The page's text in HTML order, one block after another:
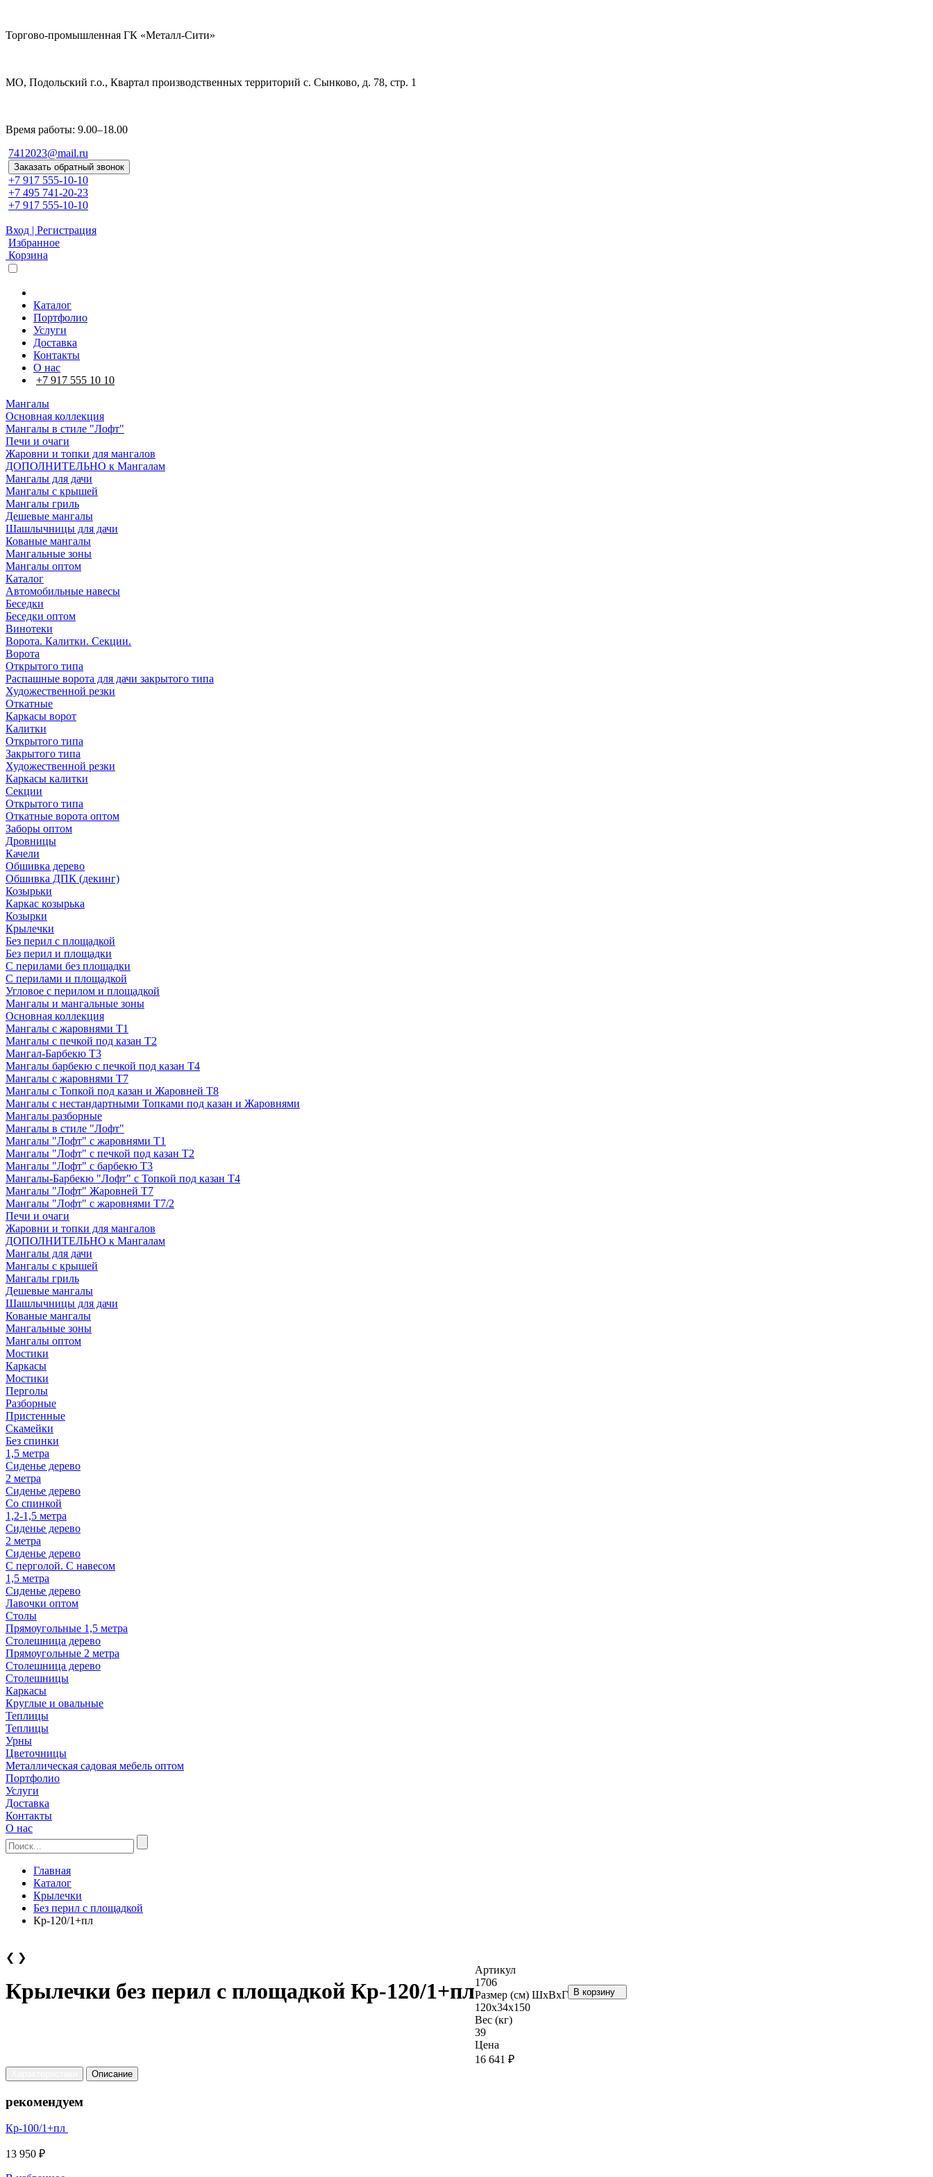
Торгово-промышленная ГК «Металл-Сити»
МО, Подольский г.о., Квартал производственных территорий с. Сынково, д. 78, стр. 1
Время работы: 9.00–18.00
7412023@mail.ru
Заказать обратный звонок
+7 917 555-10-10
+7 495 741-20-23
+7 917 555-10-10
Вход | Регистрация
Избранное
Корзина
Каталог
Портфолио
Услуги
Доставка
Контакты
О нас
+7 917 555 10 10
Мангалы
Основная коллекция
Мангалы в стиле "Лофт"
Печи и очаги
Жаровни и топки для мангалов
ДОПОЛНИТЕЛЬНО к Мангалам
Мангалы для дачи
Мангалы с крышей
Мангалы гриль
Дешевые мангалы
Шашлычницы для дачи
Кованые мангалы
Мангальные зоны
Мангалы оптом
Каталог
Автомобильные навесы
Беседки
Беседки оптом
Винотеки
Ворота. Калитки. Секции.
Ворота
Открытого типа
Распашные ворота для дачи закрытого типа
Художественной резки
Откатные
Каркасы ворот
Калитки
Открытого типа
Закрытого типа
Художественной резки
Каркасы калитки
Секции
Открытого типа
Откатные ворота оптом
Заборы оптом
Дровницы
Качели
Обшивка дерево
Обшивка ДПК (декинг)
Козырьки
Каркас козырька
Козырки
Крылечки
Без перил с площадкой
Без перил и площадки
С перилами без площадки
С перилами и площадкой
Угловое с перилом и площадкой
Мангалы и мангальные зоны
Основная коллекция
Мангалы с жаровнями Т1
Мангалы с печкой под казан Т2
Мангал-Барбекю Т3
Мангалы барбекю с печкой под казан Т4
Мангалы с жаровнями Т7
Мангалы с Топкой под казан и Жаровней Т8
Мангалы с нестандартными Топками под казан и Жаровнями
Мангалы разборные
Мангалы в стиле "Лофт"
Мангалы "Лофт" с жаровнями Т1
Мангалы "Лофт" с печкой под казан Т2
Мангалы "Лофт" с барбекю Т3
Мангалы-Барбекю "Лофт" с Топкой под казан Т4
Мангалы "Лофт" Жаровней Т7
Мангалы "Лофт" с жаровнями Т7/2
Печи и очаги
Жаровни и топки для мангалов
ДОПОЛНИТЕЛЬНО к Мангалам
Мангалы для дачи
Мангалы с крышей
Мангалы гриль
Дешевые мангалы
Шашлычницы для дачи
Кованые мангалы
Мангальные зоны
Мангалы оптом
Мостики
Каркасы
Мостики
Перголы
Разборные
Пристенные
Скамейки
Без спинки
1,5 метра
Сиденье дерево
2 метра
Сиденье дерево
Со спинкой
1,2-1,5 метра
Сиденье дерево
2 метра
Сиденье дерево
С перголой. С навесом
1,5 метра
Сиденье дерево
Лавочки оптом
Столы
Прямоугольные 1,5 метра
Столешница дерево
Прямоугольные 2 метра
Столешница дерево
Столешницы
Каркасы
Круглые и овальные
Теплицы
Теплицы
Урны
Цветочницы
Металлическая садовая мебель оптом
Портфолио
Услуги
Доставка
Контакты
О нас
Главная
Каталог
Крылечки
Без перил с площадкой
Кр-120/1+пл
❮ ❯
Крылечки без перил с площадкой Кр-120/1+пл
Артикул
1706
Размер (см) ШхВхГ
120х34х150
Вес (кг)
39
Цена
16 641 ₽
В корзину
Описание
рекомендуем
Кр-100/1+пл
13 950 ₽